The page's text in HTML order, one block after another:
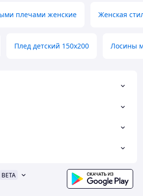
плечами женские Женская
Плед детский 150х200 Лосины
BETA